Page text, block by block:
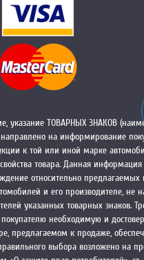
указание ТОВАРНЫХ ЗНАКОВ
на информирование
к той или иной марке
товара. Данная
относительно
и его производителе, не
указанных товарных знаков.
покупателю необходимую и
предлагаемом к продаже,
выбора возложено на